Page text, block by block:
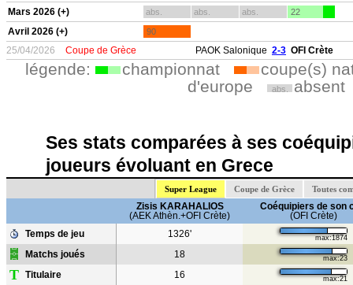
Mars 2026 (+) abs. abs. abs. 22
Avril 2026 (+) 90
25/04/2026 Coupe de Grèce PAOK Salonique 2-3 OFI Crète
légende: championnat
coupe(s)
d'europe
abs. absent
Ses stats comparées à ses
joueurs évoluant en Grece
Super League Coupe de Grèce Toutes
Zisis KARAHALIOS
(AEK Athèn.+OFI Crète)
Coéquipiers de son
(OFI Crète)
Temps de jeu
1326' max:1874
Matchs joués 18 max:23
T Titulaire 16 max:21